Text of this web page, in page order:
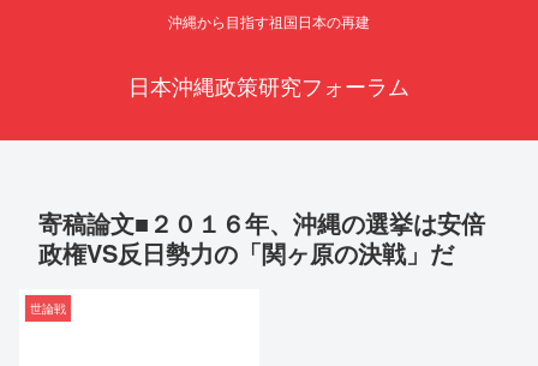
沖縄から目指す祖国日本の再建
日本沖縄政策研究フォーラム
寄稿論文■２０１６年、沖縄の選挙は安倍
政権VS反日勢力の「関ヶ原の決戦」だ
世論戦